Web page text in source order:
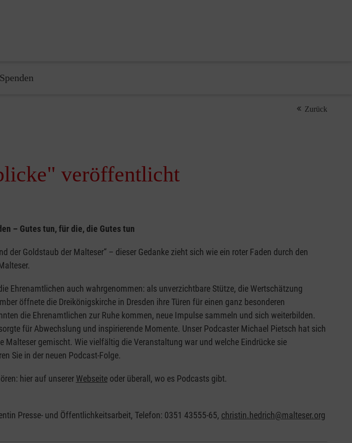
Spenden
Zurück
veröffentlicht
– Gutes tun, für die, die Gutes tun
der Goldstaub der Malteser“ – dieser Gedanke zieht sich wie ein roter Faden durch den
Ehrenamtlichen auch wahrgenommen: als unverzichtbare Stütze, die Wertschätzung
öffnete die Dreikönigskirche in Dresden ihre Türen für einen ganz besonderen
die Ehrenamtlichen zur Ruhe kommen, neue Impulse sammeln und sich weiterbilden.
für Abwechslung und inspirierende Momente. Unser Podcaster Michael Pietsch hat sich
Malteser gemischt. Wie vielfältig die Veranstaltung war und welche Eindrücke sie
Sie in der neuen Podcast-Folge.
hier auf unserer Webseiteoder überall, wo es Podcasts gibt.
Presse- und Öffentlichkeitsarbeit, Telefon: 0351 43555-65, christin.hedrich@malteser.org